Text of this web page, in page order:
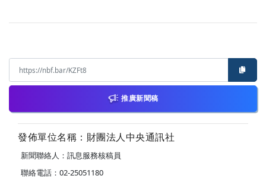
推廣新聞稿
發佈單位名稱：財團法人中央通訊社
新聞聯絡人：訊息服務核稿員
聯絡電話：02-25051180